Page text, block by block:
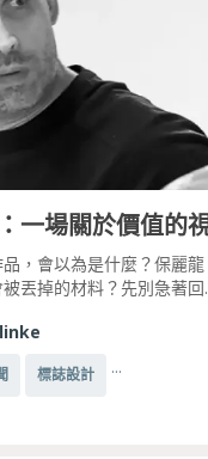
一場關於價值的
，會以為是什麼？保麗
丟掉的材料？先別急著回
標誌設計 ...